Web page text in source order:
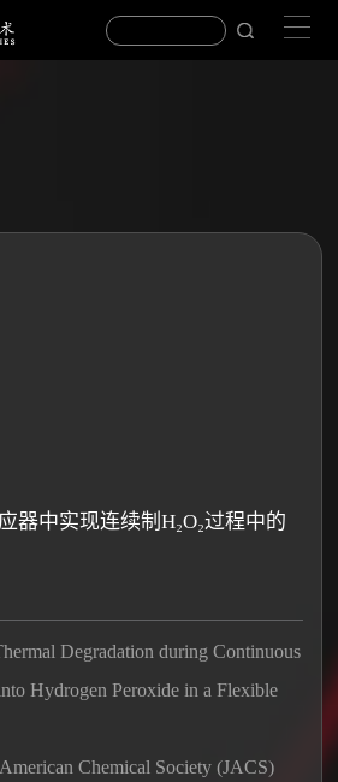
器中实现连续制H₂O₂过程中的
Degradation during Continuous
Hydrogen Peroxide in a Flexible
Chemical Society (JACS)